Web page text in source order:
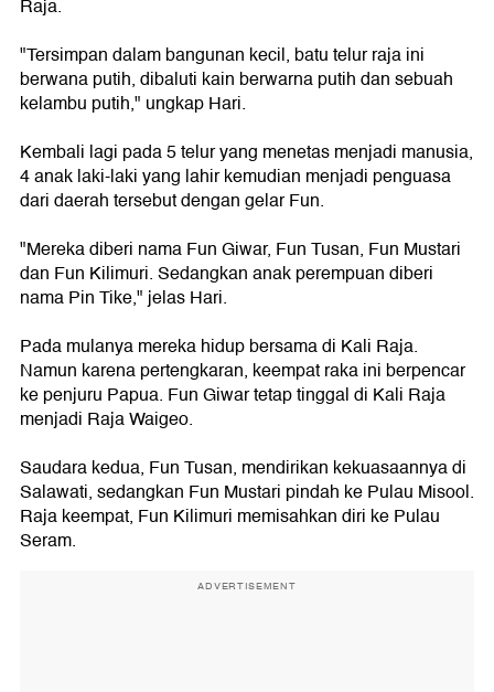
Raja.
"Tersimpan dalam bangunan kecil, batu telur raja ini
berwana putih, dibaluti kain berwarna putih dan sebuah
kelambu putih," ungkap Hari.
Kembali lagi pada 5 telur yang menetas menjadi manusia,
4 anak laki-laki yang lahir kemudian menjadi penguasa
dari daerah tersebut dengan gelar Fun.
"Mereka diberi nama Fun Giwar, Fun Tusan, Fun Mustari
dan Fun Kilimuri. Sedangkan anak perempuan diberi
nama Pin Tike," jelas Hari.
Pada mulanya mereka hidup bersama di Kali Raja.
Namun karena pertengkaran, keempat raka ini berpencar
ke penjuru Papua. Fun Giwar tetap tinggal di Kali Raja
menjadi Raja Waigeo.
Saudara kedua, Fun Tusan, mendirikan kekuasaannya di
Salawati, sedangkan Fun Mustari pindah ke Pulau Misool.
Raja keempat, Fun Kilimuri memisahkan diri ke Pulau
Seram.
ADVERTISEMENT